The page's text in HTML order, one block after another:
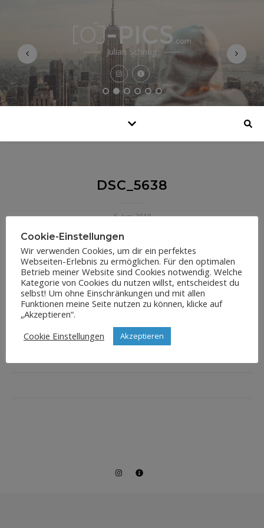
Julian Schnug
DSC_5638
5. Juni 2018
Cookie-Einstellungen
Wir verwenden Cookies, um dir ein perfektes
Webseiten-Erlebnis zu ermöglichen. Für den optimalen
Betrieb meiner Website sind Cookies notwendig. Welche
Kategorie von Cookies du nutzen willst, entscheidest du
selbst! Um ohne Einschränkungen und mit allen
Funktionen meine Seite nutzen zu können, klicke auf
„Akzeptieren“.
Cookie Einstellungen
Akzeptieren